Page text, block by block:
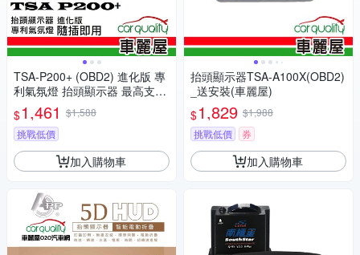
TSA-P200+ (OBD2) 進化版 專
利氣氛燈 抬頭顯示器 最高支援
到時速300(車麗屋)
$1,461 $1,588
挑戰低價
加入購物車
抬頭顯示器TSA-A100X(OBD2)
_送安裝(車麗屋)
$1,829 $1,988
挑戰低價
券
加入購物車